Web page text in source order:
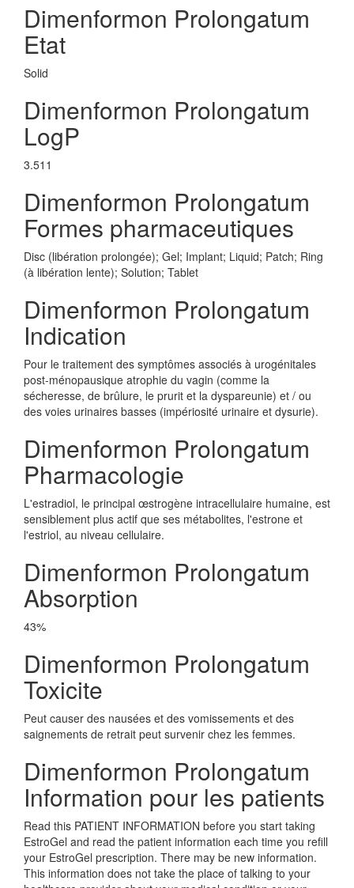
Dimenformon Prolongatum
Etat
Solid
Dimenformon Prolongatum
LogP
3.511
Dimenformon Prolongatum
Formes pharmaceutiques
Disc (libération prolongée); Gel; Implant; Liquid; Patch; Ring
(à libération lente); Solution; Tablet
Dimenformon Prolongatum
Indication
Pour le traitement des symptômes associés à urogénitales
post-ménopausique atrophie du vagin (comme la
sécheresse, de brûlure, le prurit et la dyspareunie) et / ou
des voies urinaires basses (impériosité urinaire et dysurie).
Dimenformon Prolongatum
Pharmacologie
L'estradiol, le principal œstrogène intracellulaire humaine, est
sensiblement plus actif que ses métabolites, l'estrone et
l'estriol, au niveau cellulaire.
Dimenformon Prolongatum
Absorption
43%
Dimenformon Prolongatum
Toxicite
Peut causer des nausées et des vomissements et des
saignements de retrait peut survenir chez les femmes.
Dimenformon Prolongatum
Information pour les patients
Read this PATIENT INFORMATION before you start taking
EstroGel and read the patient information each time you refill
your EstroGel prescription. There may be new information.
This information does not take the place of talking to your